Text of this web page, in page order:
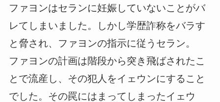
ファヨンはセランに妊娠していないことがバ
レてしまいました。しかし学歴詐称をバラす
と脅され、ファヨンの指示に従うセラン。
ファヨンの計画は階段から突き飛ばされたこ
とで流産し、その犯人をイェウンにすること
でした。その罠にはまってしまったイェウ